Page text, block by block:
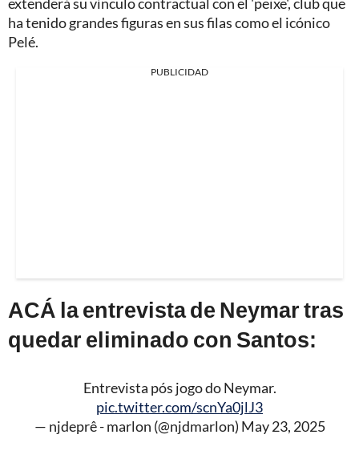
ha tenido grandes figuras en sus filas como el icónico
Pelé.
PUBLICIDAD
ACÁ la entrevista de Neymar tras
quedar eliminado con Santos:
Entrevista pós jogo do Neymar.
pic.twitter.com/scnYa0jlJ3
— njdeprê - marlon (@njdmarlon) May 23, 2025